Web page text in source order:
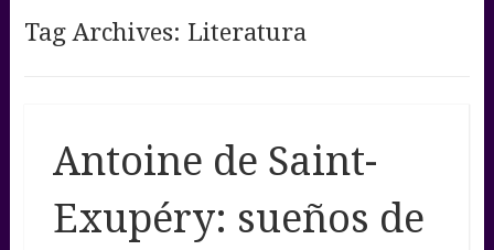
Tag Archives: Literatura
Antoine de Saint-
Exupéry: sueños de